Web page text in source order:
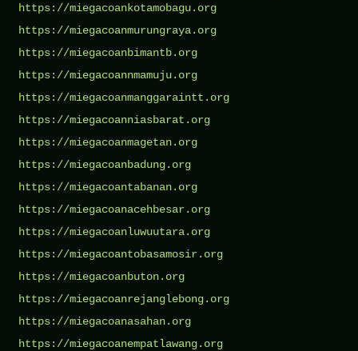
https://miegacoankotamobagu.org
https://miegacoanmurungraya.org
https://miegacoanbimantb.org
https://miegacoannmamuju.org
https://miegacoanmanggaraintt.org
https://miegacoanniasbarat.org
https://miegacoanmagetan.org
https://miegacoanbadung.org
https://miegacoantabanan.org
https://miegacoanacehbesar.org
https://miegacoanluwuutara.org
https://miegacoantobasamosir.org
https://miegacoanbuton.org
https://miegacoanrejanglebong.org
https://miegacoanasahan.org
https://miegacoanempatlawang.org